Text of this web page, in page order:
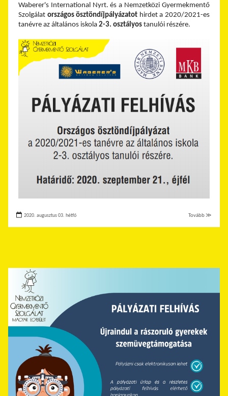
Waberer's International Nyrt. és a Nemzetközi Gyermekmentő
Szolgálat országos ösztöndíjpályázatot hirdet a 2020/2021-es
tanévre az általános iskola 2-3. osztályos tanulói részére.
2020. augusztus 03. hétfő Tovább ≫